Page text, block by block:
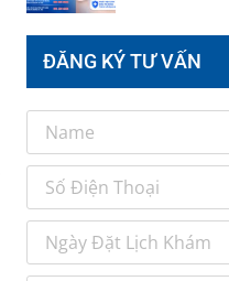
ĐĂNG KÝ TƯ VẤN